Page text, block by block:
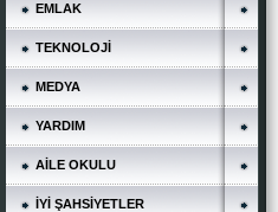
EMLAK
TEKNOLOJİ
MEDYA
YARDIM
AİLE OKULU
İYİ ŞAHSİYETLER